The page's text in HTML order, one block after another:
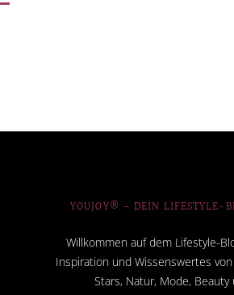
YOUJOY® – DEIN LIFESTYLE-
Willkommen auf dem Lifestyle-
Inspiration und Wissenswertes
Stars, Natur, Mode, Beauty